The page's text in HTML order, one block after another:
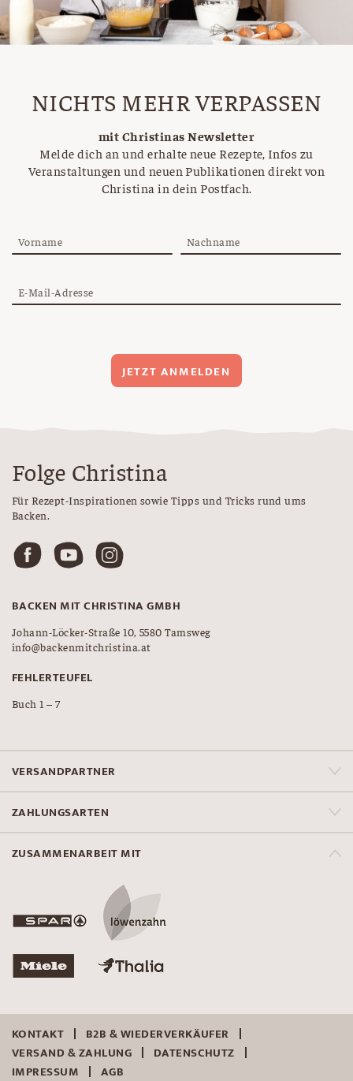
NICHTS MEHR VERPASSEN
mit Christinas Newsletter
Melde dich an und erhalte neue Rezepte, Infos zu
Veranstaltungen und neuen Publikationen direkt von
Christina in dein Postfach.
Vorname Nachname
E-Mail-Adresse
JETZT ANMELDEN
Folge Christina
Für Rezept-Inspirationen sowie Tipps und Tricks rund ums
Backen.
BACKEN MIT CHRISTINA GMBH
Johann-Löcker-Straße 10, 5580 Tamsweg
info@backenmitchristina.at
FEHLERTEUFEL
Buch 1 – 7
VERSANDPARTNER
ZAHLUNGSARTEN
ZUSAMMENARBEIT MIT
KONTAKT
B2B & WIEDERVERKÄUFER
VERSAND & ZAHLUNG
DATENSCHUTZ
IMPRESSUM
AGB